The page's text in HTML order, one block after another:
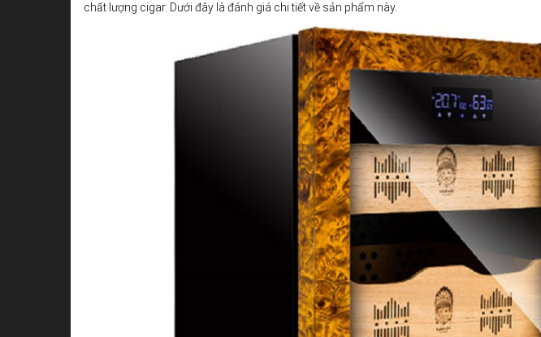
chất lượng cigar. Dưới đây là đánh giá chi tiết về sản phẩm này.